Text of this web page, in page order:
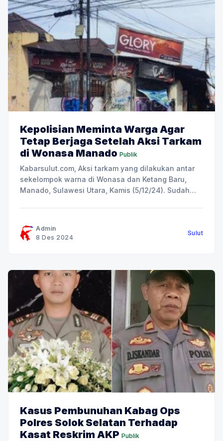
Kepolisian Meminta Warga Agar
Tetap Berjaga Setelah Aksi Tarkam
di Wonasa Manado Publik
Kabarsulut.com, Aksi tarkam yang dilakukan antar
sekelompok warna di Wonasa dan Ketang Baru,
Manado, Sulawesi Utara, Kamis (5/12/24). Sudah
rumah sakit. Kepolisian sudah tidak lagi melakukan
penjagaan dan para warga sudah beraktivitas
Admin
8 Des 2024
Sulut
Kasus Pembunuhan Kabag Ops
Polres Solok Selatan Terhadap
Kasat Reskrim AKP Publik